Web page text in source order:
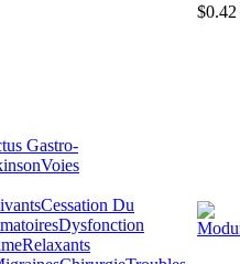
Gastro-
Voies
Cessation Du
Dysfonction
Relaxants
$0.42